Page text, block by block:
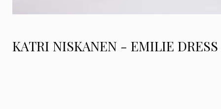
KATRI NISKANEN - EMILIE DRESS